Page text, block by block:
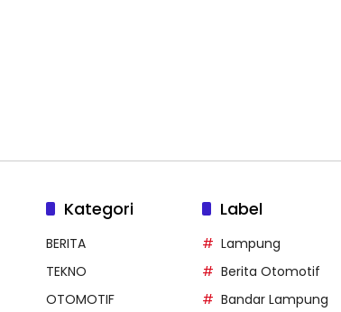
Kategori
BERITA
TEKNO
OTOMOTIF
Label
Lampung
Berita Otomotif
Bandar Lampung